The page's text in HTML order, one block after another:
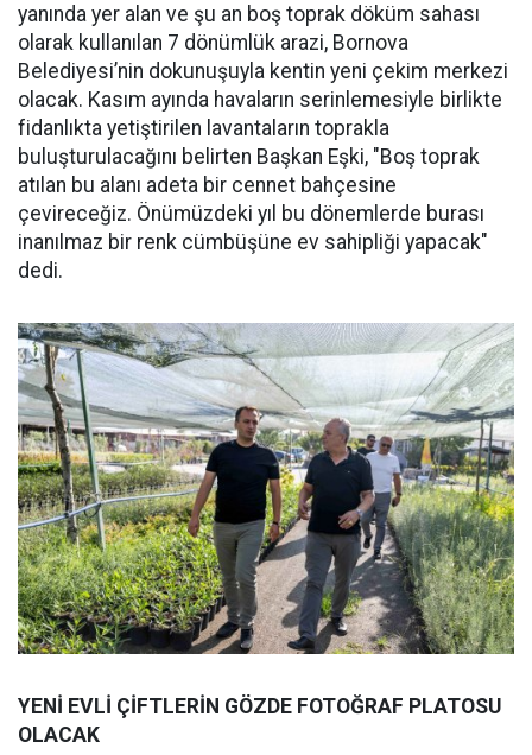
yanında yer alan ve şu an boş toprak döküm sahası
olarak kullanılan 7 dönümlük arazi, Bornova
Belediyesi’nin dokunuşuyla kentin yeni çekim merkezi
olacak. Kasım ayında havaların serinlemesiyle birlikte
fidanlıkta yetiştirilen lavantaların toprakla
buluşturulacağını belirten Başkan Eşki, "Boş toprak
atılan bu alanı adeta bir cennet bahçesine
çevireceğiz. Önümüzdeki yıl bu dönemlerde burası
inanılmaz bir renk cümbüşüne ev sahipliği yapacak"
dedi.
YENİ EVLİ ÇİFTLERİN GÖZDE FOTOĞRAF PLATOSU
OLACAK